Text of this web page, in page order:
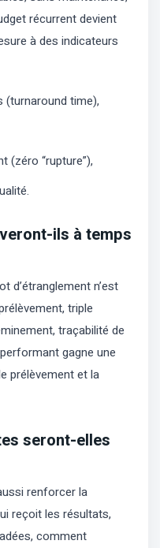
récurrent devient
à des indicateurs
(turnaround time),
(zéro “rupture”),
ils à temps
d’étranglement n’est
triple
traçabilité de
gagne une
prélèvement et la
seront-elles
renforcer la
reçoit les résultats,
comment